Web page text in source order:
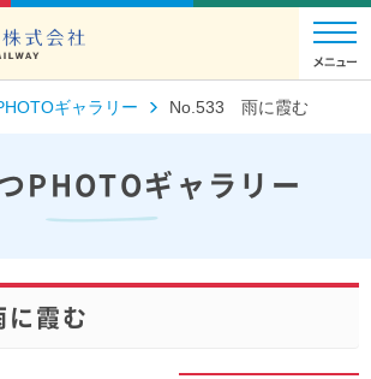
ギャラリー No.533 雨に霞む
PHOTOギャラリー
霞む